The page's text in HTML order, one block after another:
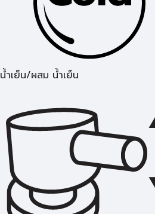
น้ำเย็น/ผสม น้ำเย็น